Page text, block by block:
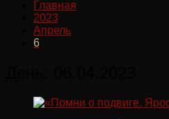
Главная
2023
Апрель
6